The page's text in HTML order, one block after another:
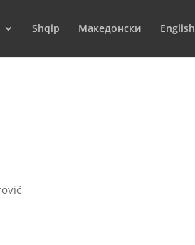
Shqip Македонски English